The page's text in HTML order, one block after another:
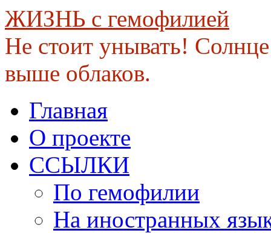
ЖИЗНЬ с гемофилией
Не стоит унывать!
выше облаков.
to
contentГлавная
О проекте
ССЫЛКИ
По гемофилии
На иностранных